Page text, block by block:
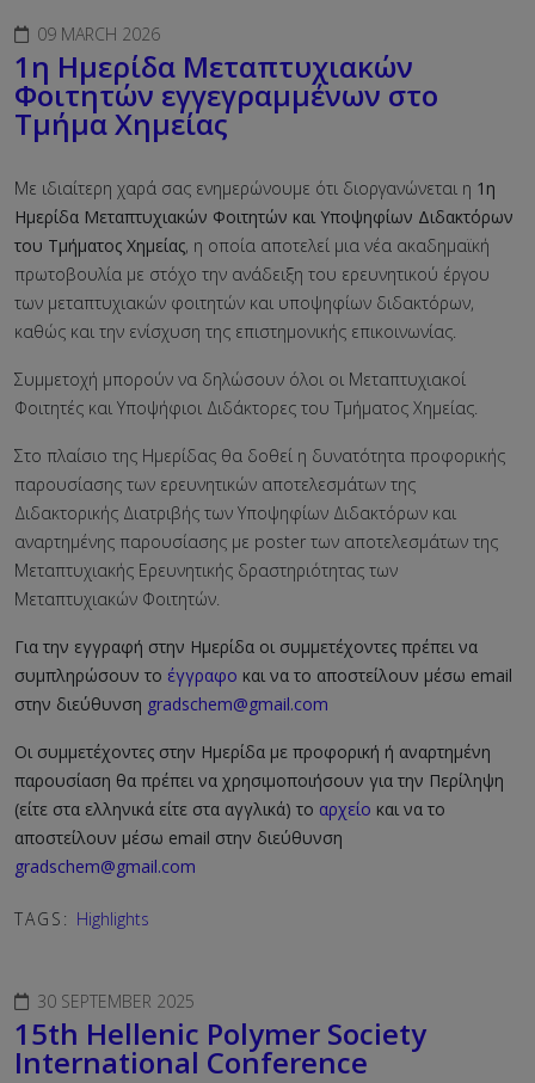
09 MARCH 2026
1η Ημερίδα Μεταπτυχιακών
Φοιτητών εγγεγραμμένων στο
Τμήμα Χημείας
Με ιδιαίτερη χαρά σας ενημερώνουμε ότι διοργανώνεται η 1η
Ημερίδα Μεταπτυχιακών Φοιτητών και Υποψηφίων Διδακτόρων
του Τμήματος Χημείας, η οποία αποτελεί μια νέα ακαδημαϊκή
πρωτοβουλία με στόχο την ανάδειξη του ερευνητικού έργου
των μεταπτυχιακών φοιτητών και υποψηφίων διδακτόρων,
καθώς και την ενίσχυση της επιστημονικής επικοινωνίας.
Συμμετοχή μπορούν να δηλώσουν όλοι οι Μεταπτυχιακοί
Φοιτητές και Υποψήφιοι Διδάκτορες του Τμήματος Χημείας.
Στο πλαίσιο της Ημερίδας θα δοθεί η δυνατότητα προφορικής
παρουσίασης των ερευνητικών αποτελεσμάτων της
Διδακτορικής Διατριβής των Υποψηφίων Διδακτόρων και
αναρτημένης παρουσίασης με poster των αποτελεσμάτων της
Μεταπτυχιακής Ερευνητικής δραστηριότητας των
Μεταπτυχιακών Φοιτητών.
Για την εγγραφή στην Ημερίδα οι συμμετέχοντες πρέπει να
συμπληρώσουν το έγγραφο και να το αποστείλουν μέσω email
στην διεύθυνση gradschem@gmail.com
Οι συμμετέχοντες στην Ημερίδα με προφορική ή αναρτημένη
παρουσίαση θα πρέπει να χρησιμοποιήσουν για την Περίληψη
(είτε στα ελληνικά είτε στα αγγλικά) το αρχείο και να το
αποστείλουν μέσω email στην διεύθυνση
gradschem@gmail.com
TAGS: Highlights
30 SEPTEMBER 2025
15th Hellenic Polymer Society
International Conference